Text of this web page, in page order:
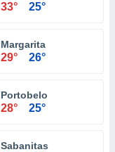
33° 25°
Margarita
29° 26°
Portobelo
28° 25°
Sabanitas